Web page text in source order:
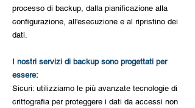
processo di backup, dalla pianificazione alla
configurazione, all'esecuzione e al ripristino dei
dati.
I nostri servizi di backup sono progettati per
essere:
Sicuri: utilizziamo le più avanzate tecnologie di
crittografia per proteggere i dati da accessi non